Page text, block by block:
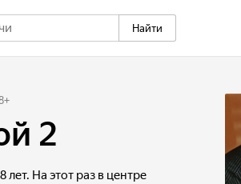
Найти
+
2
На этот раз в центре